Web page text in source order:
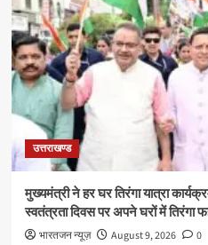
उत्तराखण्ड
मुख्यमंत्री ने हर घर तिरंगा यात्रा
स्वतंत्रता दिवस पर अपने घरों में तिरंगा
भारतजन न्यूज़ August 9, 2026 0